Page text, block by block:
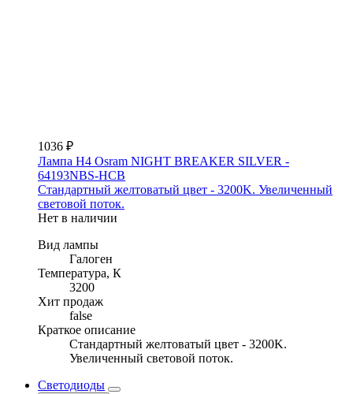
1036 ₽
Лампа H4 Osram NIGHT BREAKER SILVER -
64193NBS-HCB
Стандартный желтоватый цвет - 3200K. Увеличенный
световой поток.
Нет в наличии
Вид лампы
Галоген
Температура, К
3200
Хит продаж
false
Краткое описание
Стандартный желтоватый цвет - 3200K.
Увеличенный световой поток.
Светодиоды